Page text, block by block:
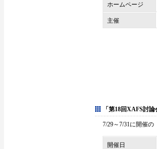
ホームページ
主催
「第18回XAFS討
7/29～7/31に開催
開催日